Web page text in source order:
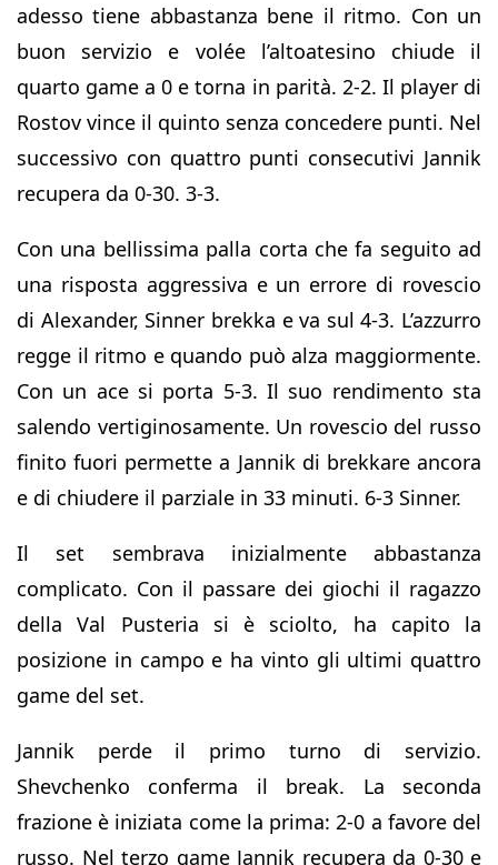
adesso tiene abbastanza bene il ritmo. Con un
buon servizio e volée l’altoatesino chiude il
quarto game a 0 e torna in parità. 2-2. Il player di
Rostov vince il quinto senza concedere punti. Nel
successivo con quattro punti consecutivi Jannik
recupera da 0-30. 3-3.
Con una bellissima palla corta che fa seguito ad
una risposta aggressiva e un errore di rovescio
di Alexander, Sinner brekka e va sul 4-3. L’azzurro
regge il ritmo e quando può alza maggiormente.
Con un ace si porta 5-3. Il suo rendimento sta
salendo vertiginosamente. Un rovescio del russo
finito fuori permette a Jannik di brekkare ancora
e di chiudere il parziale in 33 minuti. 6-3 Sinner.
Il set sembrava inizialmente abbastanza
complicato. Con il passare dei giochi il ragazzo
della Val Pusteria si è sciolto, ha capito la
posizione in campo e ha vinto gli ultimi quattro
game del set.
Jannik perde il primo turno di servizio.
Shevchenko conferma il break. La seconda
frazione è iniziata come la prima: 2-0 a favore del
russo. Nel terzo game Jannik recupera da 0-30 e